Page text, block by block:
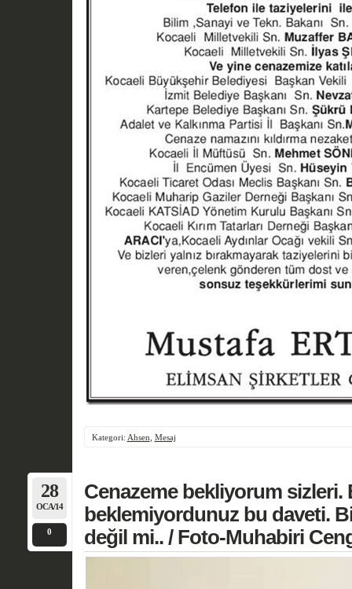
Kategori: Ahsen Mesaj
28
OCA/14
0
Cenazeme bekliyorum
beklemiyordunuz bu daveti.
değil mi.. / Foto-Muhabiri